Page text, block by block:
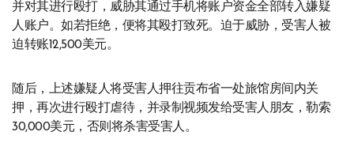
并对其进行殴打，威胁其通过手机将账户资金全部转入嫌疑
人账户。如若拒绝，便将其殴打致死。迫于威胁，受害人被
迫转账12,500美元。
随后，上述嫌疑人将受害人押往贡布省一处旅馆房间内关
押，再次进行殴打虐待，并录制视频发给受害人朋友，勒索
30,000美元，否则将杀害受害人。